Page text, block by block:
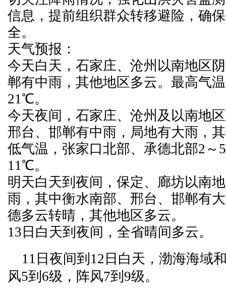
信息，提前组织群众转移避险，确
全。
天气预报：
今天白天，石家庄、沧州以南地区
郸有中雨，其他地区多云。最高气
21℃。
今天夜间，石家庄、沧州及以南地
邢台、邯郸有中雨，局地有大雨，
低气温，张家口北部、承德北部2
11℃。
明天白天到夜间，保定、廊坊以南
雨，其中衡水南部、邢台、邯郸有
德多云转晴，其他地区多云。
13日白天到夜间，全省晴间多云。
11日夜间到12日白天，渤海海域
风5到6级，阵风7到9级。